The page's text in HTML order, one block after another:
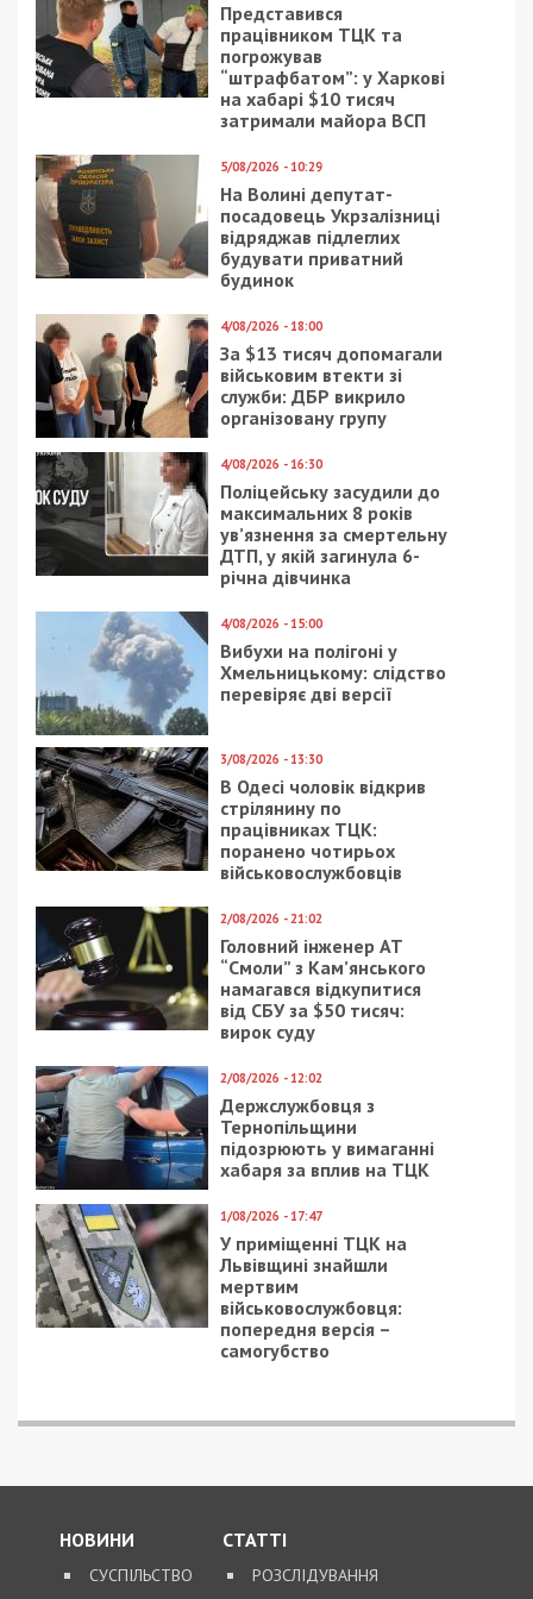
Представився
працівником ТЦК та
погрожував
“штрафбатом”: у Харкові
на хабарі $10 тисяч
затримали майора ВСП
5/08/2026 - 10:29
На Волині депутат-
посадовець Укрзалізниці
відряджав підлеглих
будувати приватний
будинок
4/08/2026 - 18:00
За $13 тисяч допомагали
військовим втекти зі
служби: ДБР викрило
організовану групу
4/08/2026 - 16:30
Поліцейську засудили до
максимальних 8 років
ув’язнення за смертельну
ДТП, у якій загинула 6-
річна дівчинка
4/08/2026 - 15:00
Вибухи на полігоні у
Хмельницькому: слідство
перевіряє дві версії
3/08/2026 - 13:30
В Одесі чоловік відкрив
стрілянину по
працівниках ТЦК:
поранено чотирьох
військовослужбовців
2/08/2026 - 21:02
Головний інженер АТ
“Смоли” з Кам’янського
намагався відкупитися
від СБУ за $50 тисяч:
вирок суду
2/08/2026 - 12:02
Держслужбовця з
Тернопільщини
підозрюють у вимаганні
хабаря за вплив на ТЦК
1/08/2026 - 17:47
У приміщенні ТЦК на
Львівщині знайшли
мертвим
військовослужбовця:
попередня версія –
самогубство
НОВИНИ
СУСПІЛЬСТВО
СТАТТІ
РОЗСЛІДУВАННЯ